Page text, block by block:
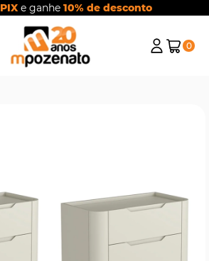
PIXe ganhe 10% de desconto
0